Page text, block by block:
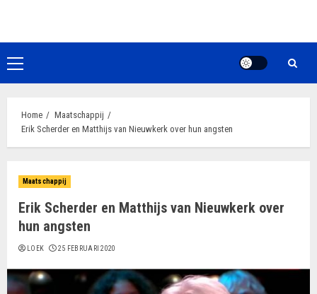
de
inhoudPrimair
menu
Home
Maatschappij
Erik Scherder en Matthijs van Nieuwkerk over hun angsten
Maatschappij
Erik Scherder en Matthijs van Nieuwkerk over
hun angsten
LOEK 25 FEBRUARI 2020